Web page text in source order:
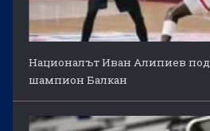
Националът Иван Алипиев
шампион Балкан